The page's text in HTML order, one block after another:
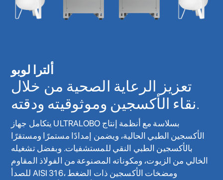
ألترا لوبو
تعزيز الرعاية الصحية من خلال
نقاء الأكسجين وموثوقيته ودقته.
يتكامل جهاز ULTRALOBO بسلاسة مع أنظمة إنتاج
الأكسجين الطبي الحالية، ويضمن إمدادًا مستمرًا ومستقرًا
بالأكسجين الطبي النقي للمستشفيات. وبفضل تشغيله
الخالي من الزيوت، ومكوناته المصنوعة من الفولاذ المقاوم
للصدأ AISI 316، ومضخات الأكسجين ذات الضغط